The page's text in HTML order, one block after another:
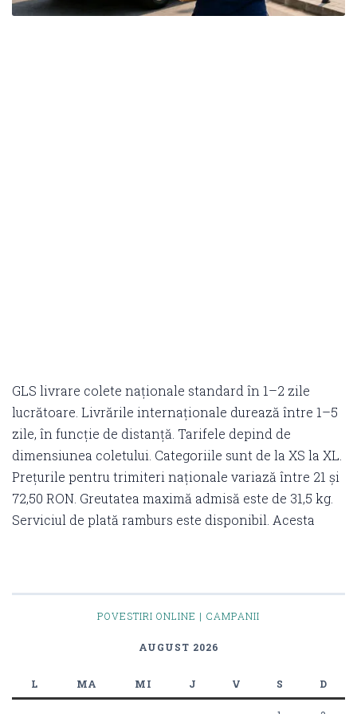
GLS livrare colete naționale standard în 1–2 zile
lucrătoare. Livrările internaționale durează între 1–5
zile, în funcție de distanță. Tarifele depind de
dimensiunea coletului. Categoriile sunt de la XS la XL.
Prețurile pentru trimiteri naționale variază între 21 și
72,50 RON. Greutatea maximă admisă este de 31,5 kg.
Serviciul de plată ramburs este disponibil. Acesta
POVESTIRI ONLINE | CAMPANII
AUGUST 2026
L MA MI J V S D